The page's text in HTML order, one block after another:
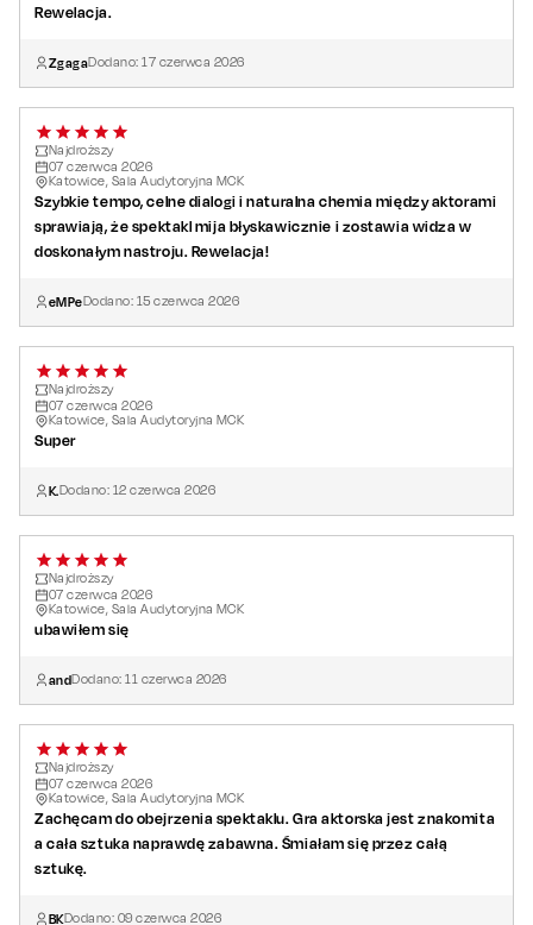
Rewelacja.
ZgagaDodano:17 czerwca 2026
Najdroższy
07 czerwca 2026
Katowice, Sala Audytoryjna MCK
Szybkie tempo, celne dialogi i naturalna chemia między aktorami
sprawiają, że spektakl mija błyskawicznie i zostawia widza w
doskonałym nastroju. Rewelacja!
eMPeDodano: 15 czerwca 2026
Najdroższy
07 czerwca 2026
Katowice, Sala Audytoryjna MCK
Super
K.Dodano: 12 czerwca 2026
Najdroższy
07 czerwca 2026
Katowice, Sala Audytoryjna MCK
ubawiłem się
andDodano:11 czerwca 2026
Najdroższy
07 czerwca 2026
Katowice, Sala Audytoryjna MCK
Zachęcam do obejrzenia spektaklu. Gra aktorska jest znakomita
a cała sztuka naprawdę zabawna. Śmiałam się przez całą
sztukę.
BKDodano: 09 czerwca 2026